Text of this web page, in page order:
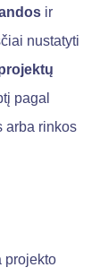
ir
nustatyti
pagal
arba rinkos
projekto